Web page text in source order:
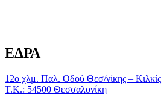
ΕΔΡΑ
12ο χλμ. Παλ. Οδού Θεσ/νίκης – Κιλκίς
Τ.Κ.: 54500 Θεσσαλονίκη